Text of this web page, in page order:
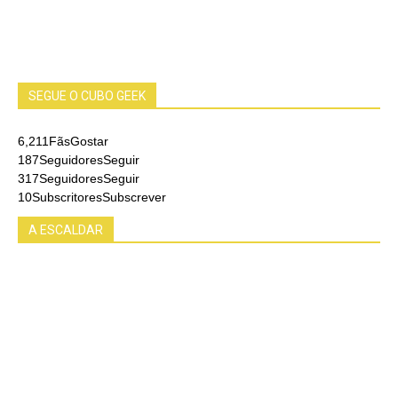
SEGUE O CUBO GEEK
6,211 FãsGostar
187SeguidoresSeguir
317SeguidoresSeguir
10SubscritoresSubscrever
A ESCALDAR